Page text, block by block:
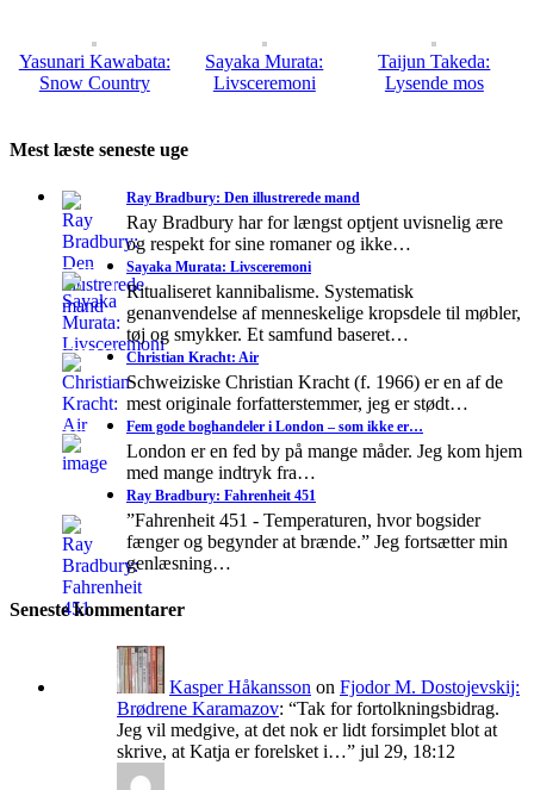
Yasunari Kawabata:
Snow Country
Sayaka Murata:
Livsceremoni
Taijun Takeda:
Lysende mos
Mest læste seneste uge
Ray Bradbury: Den illustrerede mand
Ray Bradbury har for længst optjent uvisnelig ære
og respekt for sine romaner og ikke…
Sayaka Murata: Livsceremoni
Ritualiseret kannibalisme. Systematisk
genanvendelse af menneskelige kropsdele til møbler,
tøj og smykker. Et samfund baseret…
Christian Kracht: Air
Schweiziske Christian Kracht (f. 1966) er en af de
mest originale forfatterstemmer, jeg er stødt…
Fem gode boghandeler i London – som ikke er…
London er en fed by på mange måder. Jeg kom hjem
med mange indtryk fra…
Ray Bradbury: Fahrenheit 451
”Fahrenheit 451 - Temperaturen, hvor bogsider
fænger og begynder at brænde.” Jeg fortsætter min
genlæsning…
Seneste kommentarer
Kasper Håkansson on Fjodor M. Dostojevskij:
Brødrene Karamazov: “Tak for fortolkningsbidrag.
Jeg vil medgive, at det nok er lidt forsimplet blot at
skrive, at Katja er forelsket i…” jul 29, 18:12